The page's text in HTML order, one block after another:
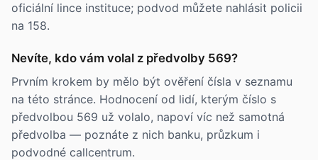
oficiální lince instituce; podvod můžete nahlásit policii
na 158.
Nevíte, kdo vám volal z předvolby 569?
Prvním krokem by mělo být ověření čísla v seznamu
na této stránce. Hodnocení od lidí, kterým číslo s
předvolbou 569 už volalo, napoví víc než samotná
předvolba — poznáte z nich banku, průzkum i
podvodné callcentrum.